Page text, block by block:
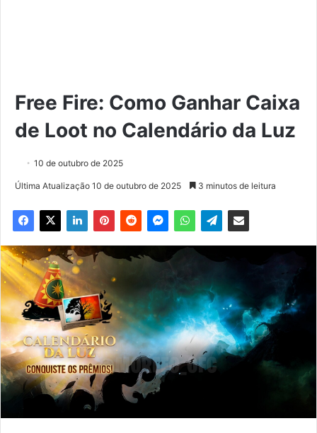
Free Fire: Como Ganhar Caixa
de Loot no Calendário da Luz
10 de outubro de 2025
Última Atualização 10 de outubro de 2025 3 minutos de leitura